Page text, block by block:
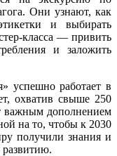
Они узнают, как
и выбирать
класса — привить
и заложить
успешно работает в
охватив свыше 250
важным дополнением
на то, чтобы к 2030
получили знания и